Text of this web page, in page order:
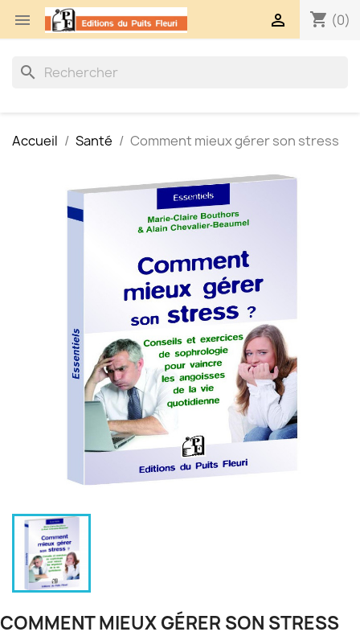
 shopping_cart (0)

search
Accueil Santé Comment mieux gérer son stress
COMMENT MIEUX GÉRER SON STRESS